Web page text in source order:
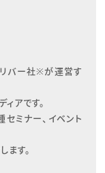
バー社※が運営す
アです。
ミナー、イベント
ます。